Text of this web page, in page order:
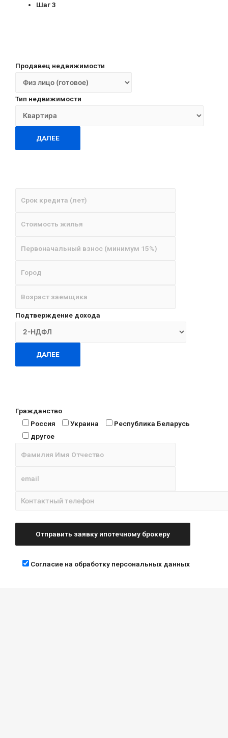
Шаг 3
Продавец недвижимости
Тип недвижимости
ДАЛЕЕ
Подтверждение дохода
ДАЛЕЕ
Гражданство
Россия
Украина
Республика Беларусь
другое
Согласие на обработку персональных данных